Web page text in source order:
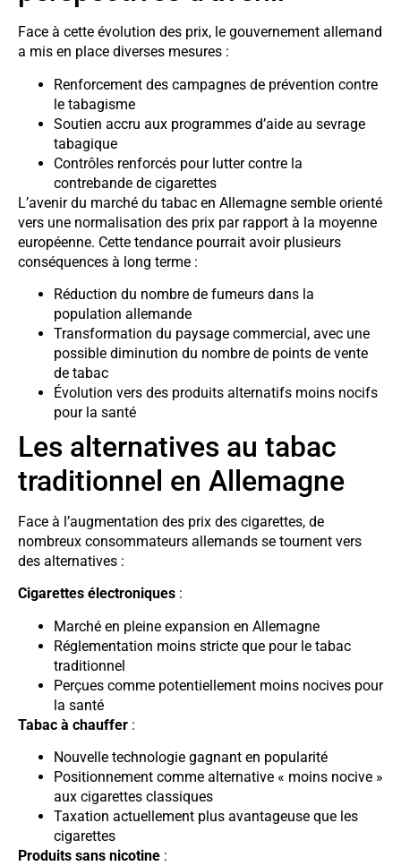
Face à cette évolution des prix, le gouvernement allemand
a mis en place diverses mesures :
Renforcement des campagnes de prévention contre
le tabagisme
Soutien accru aux programmes d’aide au sevrage
tabagique
Contrôles renforcés pour lutter contre la
contrebande de cigarettes
L’avenir du marché du tabac en Allemagne semble orienté
vers une normalisation des prix par rapport à la moyenne
européenne. Cette tendance pourrait avoir plusieurs
conséquences à long terme :
Réduction du nombre de fumeurs dans la
population allemande
Transformation du paysage commercial, avec une
possible diminution du nombre de points de vente
de tabac
Évolution vers des produits alternatifs moins nocifs
pour la santé
Les alternatives au tabac
traditionnel en Allemagne
Face à l’augmentation des prix des cigarettes, de
nombreux consommateurs allemands se tournent vers
des alternatives :
Cigarettes électroniques :
Marché en pleine expansion en Allemagne
Réglementation moins stricte que pour le tabac
traditionnel
Perçues comme potentiellement moins nocives pour
la santé
Tabac à chauffer :
Nouvelle technologie gagnant en popularité
Positionnement comme alternative « moins nocive »
aux cigarettes classiques
Taxation actuellement plus avantageuse que les
cigarettes
Produits sans nicotine :